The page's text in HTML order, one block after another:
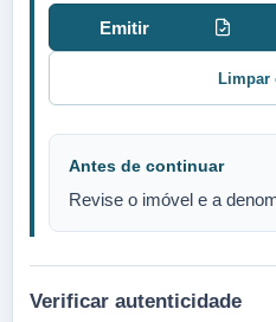
Limpar
Antes de continuar
Revise o imóvel e a
Verificar autenticidade